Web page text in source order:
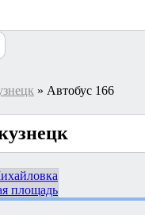
» Автобус 166
площадь